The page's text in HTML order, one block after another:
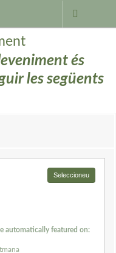
és
les següents
automatically featured on:
Seleccioneu